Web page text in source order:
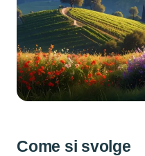
Come si svolge